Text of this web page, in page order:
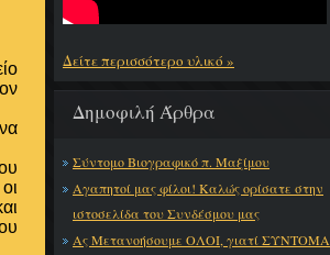
Δείτε περισσότερο υλικό »
Δημοφιλή Άρθρα
Σύντομο Βιογραφικό π. Μαξίμου
Αγαπητοί μας φίλοι! Καλώς ορίσατε στην
ιστοσελίδα του Συνδέσμου μας
Ας Μετανοήσουμε ΟΛΟΙ, γιατί ΣΥΝΤΟΜΑ